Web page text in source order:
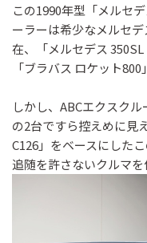
この1990年型「メルセ
ーラーは希少なメルセ
在、「メルセデス
「ブラバス ロケット800
しかし、ABCエクスク
の2台ですら控えめに見
C126」をベースにした
追随を許さないクルマを